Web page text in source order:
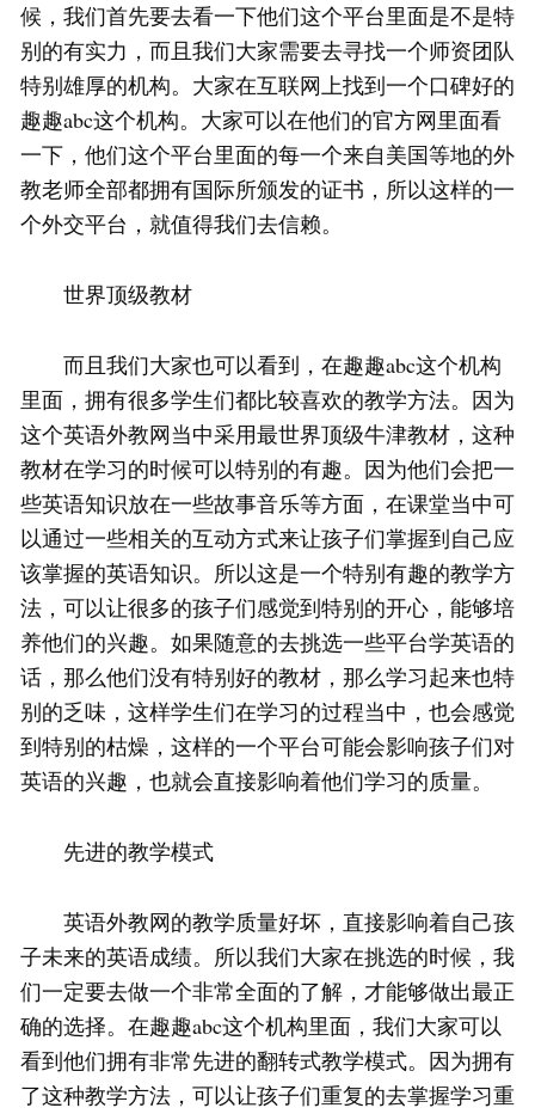
候，我们首先要去看一下他们这个平台里面是不是特
别的有实力，而且我们大家需要去寻找一个师资团队
特别雄厚的机构。大家在互联网上找到一个口碑好的
趣趣abc这个机构。大家可以在他们的官方网里面看
一下，他们这个平台里面的每一个来自美国等地的外
教老师全部都拥有国际所颁发的证书，所以这样的一
个外交平台，就值得我们去信赖。
世界顶级教材
而且我们大家也可以看到，在趣趣abc这个机构
里面，拥有很多学生们都比较喜欢的教学方法。因为
这个英语外教网当中采用最世界顶级牛津教材，这种
教材在学习的时候可以特别的有趣。因为他们会把一
些英语知识放在一些故事音乐等方面，在课堂当中可
以通过一些相关的互动方式来让孩子们掌握到自己应
该掌握的英语知识。所以这是一个特别有趣的教学方
法，可以让很多的孩子们感觉到特别的开心，能够培
养他们的兴趣。如果随意的去挑选一些平台学英语的
话，那么他们没有特别好的教材，那么学习起来也特
别的乏味，这样学生们在学习的过程当中，也会感觉
到特别的枯燥，这样的一个平台可能会影响孩子们对
英语的兴趣，也就会直接影响着他们学习的质量。
先进的教学模式
英语外教网的教学质量好坏，直接影响着自己孩
子未来的英语成绩。所以我们大家在挑选的时候，我
们一定要去做一个非常全面的了解，才能够做出最正
确的选择。在趣趣abc这个机构里面，我们大家可以
看到他们拥有非常先进的翻转式教学模式。因为拥有
了这种教学方法，可以让孩子们重复的去掌握学习重